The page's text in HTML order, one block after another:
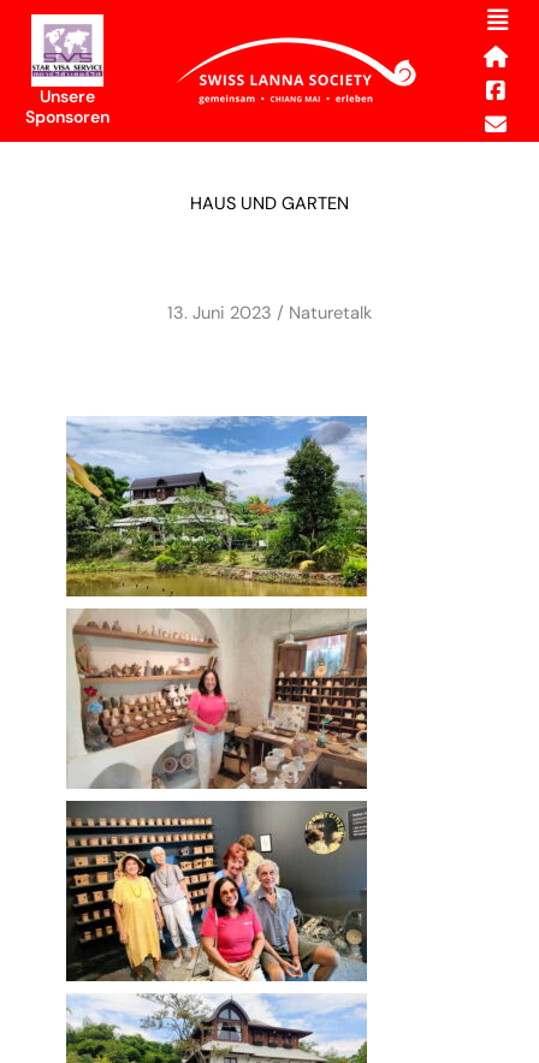
Skip
content
Unsere
Sponsoren
HAUS UND GARTEN
13. Juni 2023 / Naturetalk